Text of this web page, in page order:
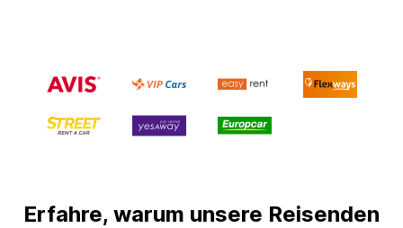
Erfahre, warum unsere Reisenden